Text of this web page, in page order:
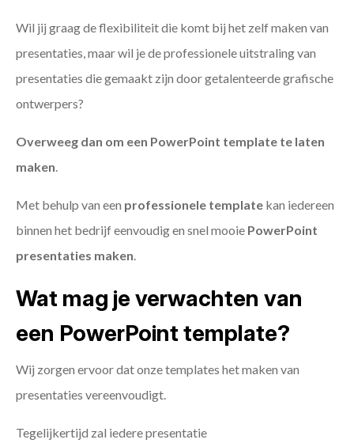
Wil jij graag de flexibiliteit die komt bij het zelf maken van
presentaties, maar wil je de professionele uitstraling van
presentaties die gemaakt zijn door getalenteerde grafische
ontwerpers?
Overweeg dan om een PowerPoint template te laten
maken.
Met behulp van een professionele template kan iedereen
binnen het bedrijf eenvoudig en snel mooie PowerPoint
presentaties maken.
Wat mag je verwachten van
een PowerPoint template?
Wij zorgen ervoor dat onze templates het maken van
presentaties vereenvoudigt.
Tegelijkertijd zal iedere presentatie